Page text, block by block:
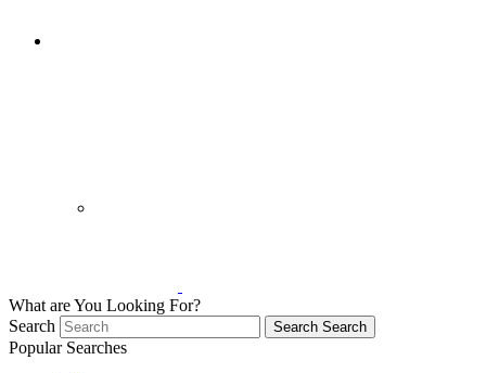
What are You Looking For?
Search
Search Search
Popular Searches